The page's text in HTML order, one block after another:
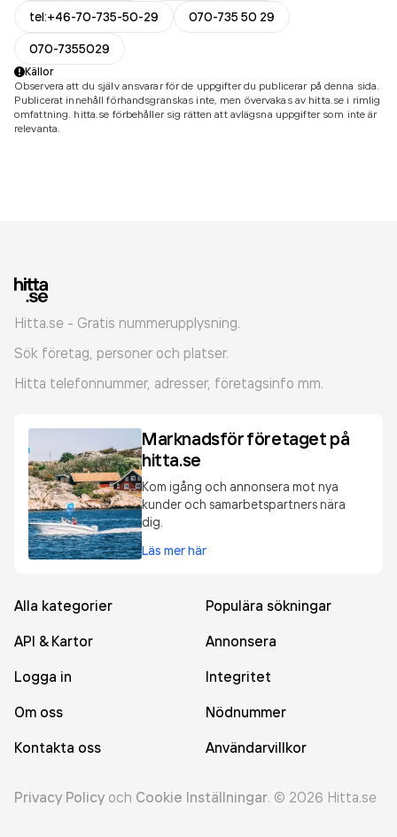
tel:+46-70-735-50-29
070-735 50 29
070-7355029
Källor
Observera att du själv ansvarar för de uppgifter du publicerar på denna sida.
Publicerat innehåll förhandsgranskas inte, men övervakas av hitta.se i rimlig
omfattning. hitta.se förbehåller sig rätten att avlägsna uppgifter som inte är
relevanta.
Hitta.se - Gratis nummerupplysning.
Sök företag, personer och platser.
Hitta telefonnummer, adresser, företagsinfo mm.
Marknadsför företaget på
hitta.se
Kom igång och annonsera mot nya
kunder och samarbetspartners nära
dig.
Läs mer här
Alla kategorier
Populära sökningar
API & Kartor
Annonsera
Logga in
Integritet
Om oss
Nödnummer
Kontakta oss
Användarvillkor
Privacy Policy och Cookie Inställningar. © 2026 Hitta.se